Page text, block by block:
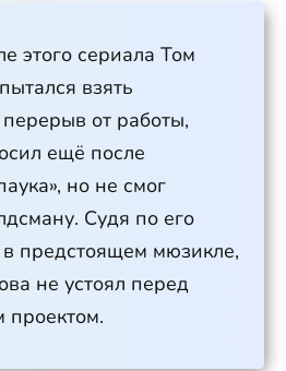
этого сериала Том
взять
от работы,
ещё после
но не смог
Судя по его
предстоящем мюзикле,
не устоял перед
проектом.